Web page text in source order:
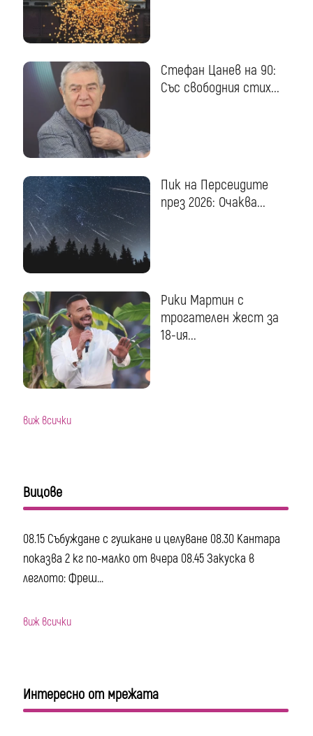
Стефан Цанев на 90:
Със свободния стих...
Пик на Персеидите
през 2026: Очаква...
Рики Мартин с
трогателен жест за
18-ия...
виж всички
Вицове
08.15 Събуждане с гушкане и целуване 08.30 Кантара
показва 2 кг по-малко от вчера 08.45 Закуска в
леглото: Фреш...
виж всички
Интересно от мрежата